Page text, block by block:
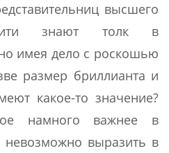
высшего
знают толк в
имея дело с роскошью
размер бриллианта и
какое-то значение?
намного важнее в
невозможно выразить в